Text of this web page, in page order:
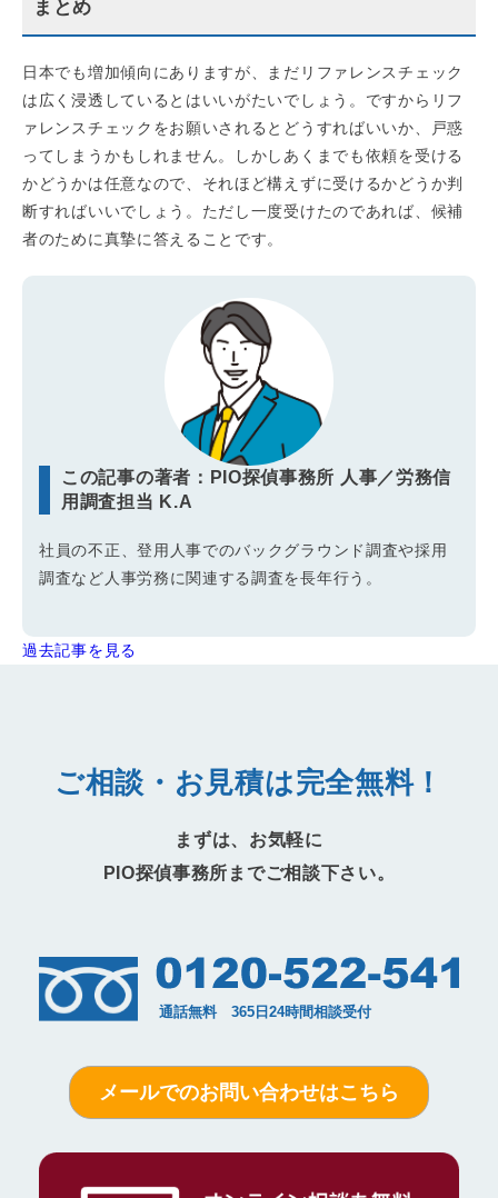
まとめ
日本でも増加傾向にありますが、まだリファレンスチェック
は広く浸透しているとはいいがたいでしょう。ですからリフ
ァレンスチェックをお願いされるとどうすればいいか、戸惑
ってしまうかもしれません。しかしあくまでも依頼を受ける
かどうかは任意なので、それほど構えずに受けるかどうか判
断すればいいでしょう。ただし一度受けたのであれば、候補
者のために真摯に答えることです。
この記事の著者：PIO探偵事務所 人事／労務信
用調査担当 K.A
社員の不正、登用人事でのバックグラウンド調査や採用
調査など人事労務に関連する調査を長年行う。
過去記事を見る
ご相談・お見積は完全無料！
まずは、お気軽に
PIO探偵事務所までご相談下さい。
メールでのお問い合わせはこちら